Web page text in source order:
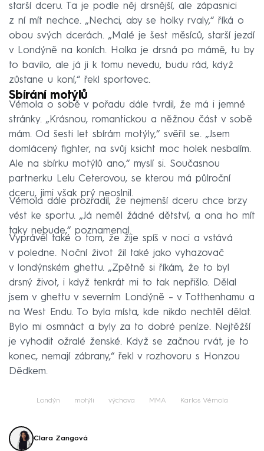
starší dceru. Ta je podle něj drsnější, ale zápasnici
z ní mít nechce. „Nechci, aby se holky rvaly,“ říká o
obou svých dcerách. „Malé je šest měsíců, starší jezdí
v Londýně na koních. Holka je drsná po mámě, tu by
to bavilo, ale já ji k tomu nevedu, budu rád, když
zůstane u koní,“ řekl sportovec.
Sbírání motýlů
Vémola o sobě v pořadu dále tvrdil, že má i jemné
stránky. „Krásnou, romantickou a něžnou část v sobě
mám. Od šesti let sbírám motýly,“ svěřil se. „Jsem
domlácený fighter, na svůj ksicht moc holek nesbalím.
Ale na sbírku motýlů ano,“ myslí si. Současnou
partnerku Lelu Ceterovou, se kterou má půlroční
dceru, jimi však prý neoslnil.
Vémola dále prozradil, že nejmenší dceru chce brzy
vést ke sportu. „Já neměl žádné dětství, a ona ho mít
taky nebude,“ poznamenal.
Vyprávěl také o tom, že žije spíš v noci a vstává
v poledne. Noční život žil také jako vyhazovač
v londýnském ghettu. „Zpětně si říkám, že to byl
drsný život, i když tenkrát mi to tak nepřišlo. Dělal
jsem v ghettu v severním Londýně – v Totthenhamu a
na West Endu. To byla místa, kde nikdo nechtěl dělat.
Bylo mi osmnáct a byly za to dobré peníze. Nejtěžší
je vyhodit ožralé ženské. Když se začnou rvát, je to
konec, nemají zábrany,“ řekl v rozhovoru s Honzou
Dědkem.
Londýn motýli výchova MMA Karlos Vémola
Clara Zangová